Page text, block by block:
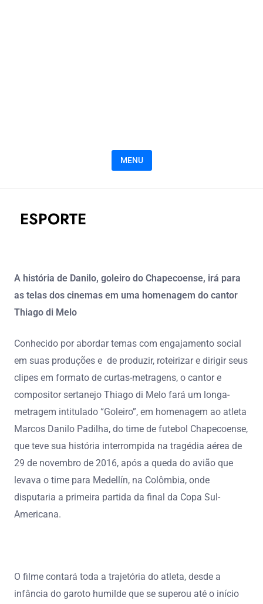
MENU
ESPORTE
A história de Danilo, goleiro do Chapecoense, irá para
as telas dos cinemas em uma homenagem do cantor
Thiago di Melo
Conhecido por abordar temas com engajamento social
em suas produções e de produzir, roteirizar e dirigir seus
clipes em formato de curtas-metragens, o cantor e
compositor sertanejo Thiago di Melo fará um longa-
metragem intitulado “Goleiro”, em homenagem ao atleta
Marcos Danilo Padilha, do time de futebol Chapecoense,
que teve sua história interrompida na tragédia aérea de
29 de novembro de 2016, após a queda do avião que
levava o time para Medellín, na Colômbia, onde
disputaria a primeira partida da final da Copa Sul-
Americana.
O filme contará toda a trajetória do atleta, desde a
infância do garoto humilde que se superou até o início